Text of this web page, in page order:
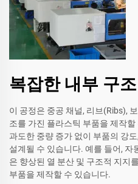
복잡한 내부 구조
이 공정은 중공 채널, 리브(Ribs),
조를 가진 플라스틱 부품을 제작
과도한 중량 증가 없이 부품의 강
설계될 수 있습니다. 예를 들어, 자
은 향상된 열 분산 및 구조적 지지
부품을 제작할 수 있습니다.